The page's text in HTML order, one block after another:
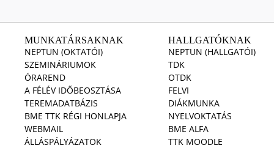
MUNKATÁRSAKNAK
NEPTUN (OKTATÓI)
SZEMINÁRIUMOK
ÓRAREND
A FÉLÉV IDŐBEOSZTÁSA
TEREMADATBÁZIS
BME TTK RÉGI HONLAPJA
WEBMAIL
ÁLLÁSPÁLYÁZATOK
HALLGATÓKNAK
NEPTUN (HALLGATÓI)
TDK
OTDK
FELVI
DIÁKMUNKA
NYELVOKTATÁS
BME ALFA
TTK MOODLE